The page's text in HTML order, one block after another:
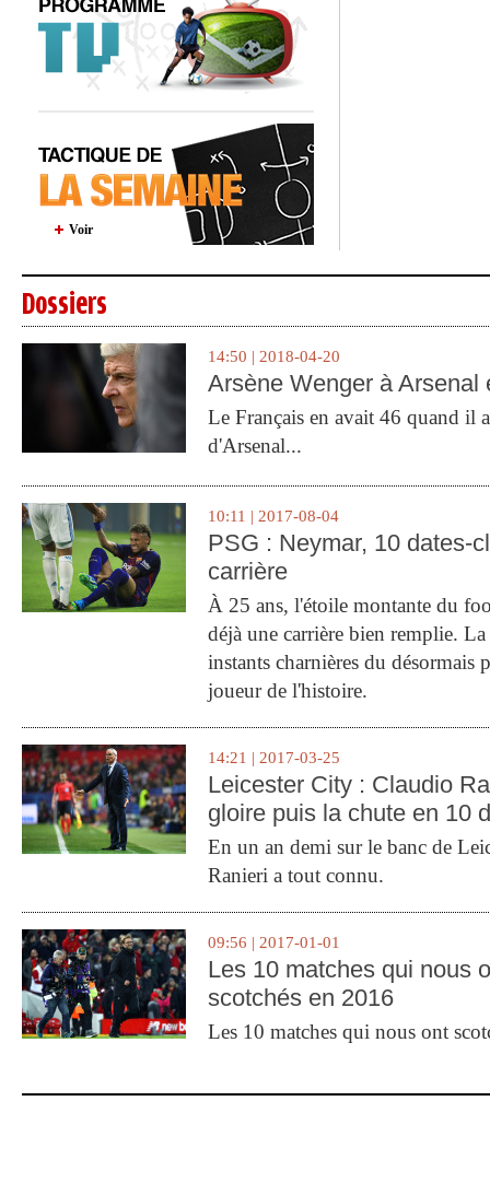
Voir
Dossiers
14:50 | 2018-04-20
Arsène Wenger à Arsenal
Le Français en avait 46 quand il
d'Arsenal...
10:11 | 2017-08-04
PSG : Neymar, 10 dates-
carrière
À 25 ans, l'étoile montante du
déjà une carrière bien remplie.
instants charnières du désormais
joueur de l'histoire.
14:21 | 2017-03-25
Leicester City : Claudio
gloire puis la chute en 10
En un an demi sur le banc de
Ranieri a tout connu.
09:56 | 2017-01-01
Les 10 matches qui nous
scotchés en 2016
Les 10 matches qui nous ont